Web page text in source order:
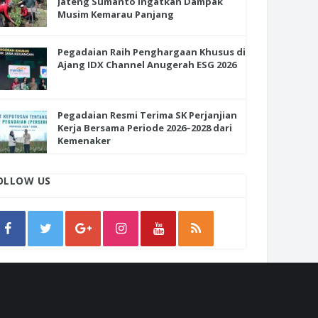
Musim Kemarau Panjang
Pegadaian Raih Penghargaan Khusus di
Ajang IDX Channel Anugerah ESG 2026
Pegadaian Resmi Terima SK Perjanjian
Kerja Bersama Periode 2026–2028 dari
Kemenaker
US